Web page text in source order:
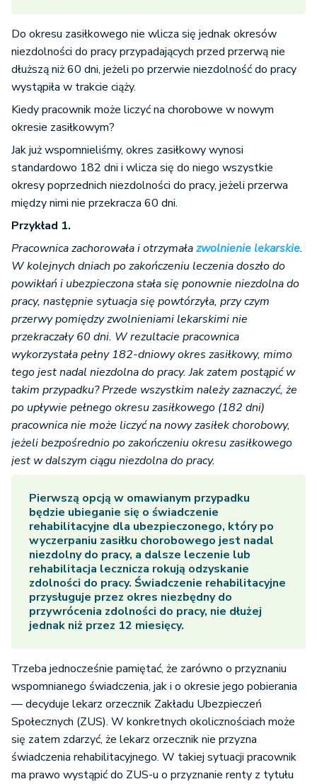
Do okresu zasiłkowego nie wlicza się jednak okresów
niezdolności do pracy przypadających przed przerwą nie
dłuższą niż 60 dni, jeżeli po przerwie niezdolność do pracy
wystąpiła w trakcie ciąży.
Kiedy pracownik może liczyć na chorobowe w nowym
okresie zasiłkowym?
Jak już wspomnieliśmy, okres zasiłkowy wynosi
standardowo 182 dni i wlicza się do niego wszystkie
okresy poprzednich niezdolności do pracy, jeżeli przerwa
między nimi nie przekracza 60 dni.
Przykład 1.
Pracownica zachorowała i otrzymałazwolnienie lekarskie.
W kolejnych dniach po zakończeniu leczenia doszło do
powikłań i ubezpieczona stała się ponownie niezdolna do
pracy, następnie sytuacja się powtórzyła, przy czym
przerwy pomiędzy zwolnieniami lekarskimi nie
przekraczały 60 dni. W rezultacie pracownica
wykorzystała pełny 182-dniowy okres zasiłkowy, mimo
tego jest nadal niezdolna do pracy. Jak zatem postąpić w
takim przypadku? Przede wszystkim należy zaznaczyć, że
po upływie pełnego okresu zasiłkowego (182 dni)
pracownica nie może liczyć na nowy zasiłek chorobowy,
jeżeli bezpośrednio po zakończeniu okresu zasiłkowego
jest w dalszym ciągu niezdolna do pracy.
Pierwszą opcją w omawianym przypadku
będzie ubieganie się o świadczenie
rehabilitacyjne dla ubezpieczonego, który po
wyczerpaniu zasiłku chorobowego jest nadal
niezdolny do pracy, a dalsze leczenie lub
rehabilitacja lecznicza rokują odzyskanie
zdolności do pracy. Świadczenie rehabilitacyjne
przysługuje przez okres niezbędny do
przywrócenia zdolności do pracy, nie dłużej
jednak niż przez 12 miesięcy.
Trzeba jednocześnie pamiętać, że zarówno o przyznaniu
wspomnianego świadczenia, jak i o okresie jego pobierania
— decyduje lekarz orzecznik Zakładu Ubezpieczeń
Społecznych (ZUS). W konkretnych okolicznościach może
się zatem zdarzyć, że lekarz orzecznik nie przyzna
świadczenia rehabilitacyjnego. W takiej sytuacji pracownik
ma prawo wystąpić do ZUS-u o przyznanie renty z tytułu